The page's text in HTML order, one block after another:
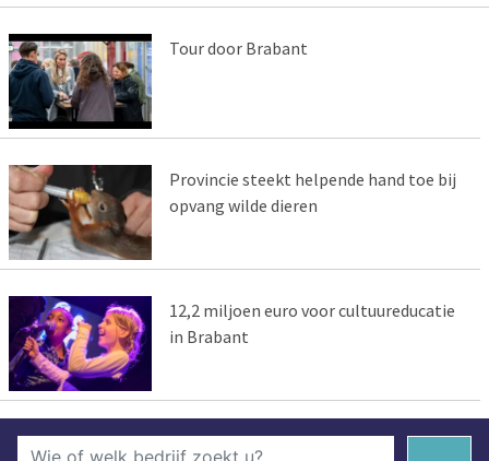
Tour door Brabant
Provincie steekt helpende hand toe bij
opvang wilde dieren
12,2 miljoen euro voor cultuureducatie
in Brabant